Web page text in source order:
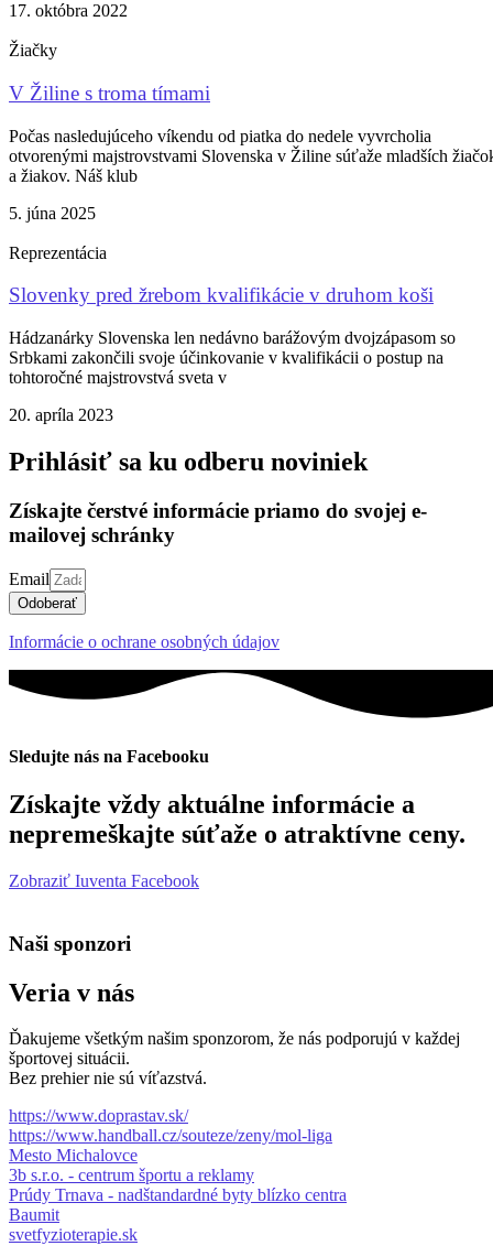
17. októbra 2022
Žiačky
V Žiline s troma tímami
Počas nasledujúceho víkendu od piatka do nedele vyvrcholia
otvorenými majstrovstvami Slovenska v Žiline súťaže mladších
a žiakov. Náš klub
5. júna 2025
Reprezentácia
Slovenky pred žrebom kvalifikácie v druhom koši
Hádzanárky Slovenska len nedávno barážovým dvojzápasom so
Srbkami zakončili svoje účinkovanie v kvalifikácii o postup na
tohtoročné majstrovstvá sveta v
20. apríla 2023
Prihlásiť sa ku odberu noviniek
Získajte čerstvé informácie priamo do svojej e-
mailovej schránky
Email
Odoberať
Informácie o ochrane osobných údajov
Sledujte nás na Facebooku
Získajte vždy aktuálne informácie a
nepremeškajte súťaže o atraktívne ceny.
Zobraziť Iuventa Facebook
Naši sponzori
Veria v nás
Ďakujeme všetkým našim sponzorom, že nás podporujú v každej
športovej situácii.
Bez prehier nie sú víťazstvá.
https://www.doprastav.sk/
https://www.handball.cz/souteze/zeny/mol-liga
Mesto Michalovce
3b s.r.o. - centrum športu a reklamy
Prúdy Trnava - nadštandardné byty blízko centra
Baumit
svetfyzioterapie.sk